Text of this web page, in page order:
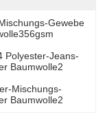
Gewebe
Polyester-Jeans-
Baumwolle2
Mischungs-
Baumwolle2